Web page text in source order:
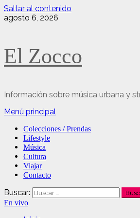
Saltar al contenido
agosto 6, 2026
El Zocco
Información sobre música urbana y
Menú principal
Colecciones / Prendas
Lifestyle
Música
Cultura
Viajar
Contacto
Buscar:
En vivo